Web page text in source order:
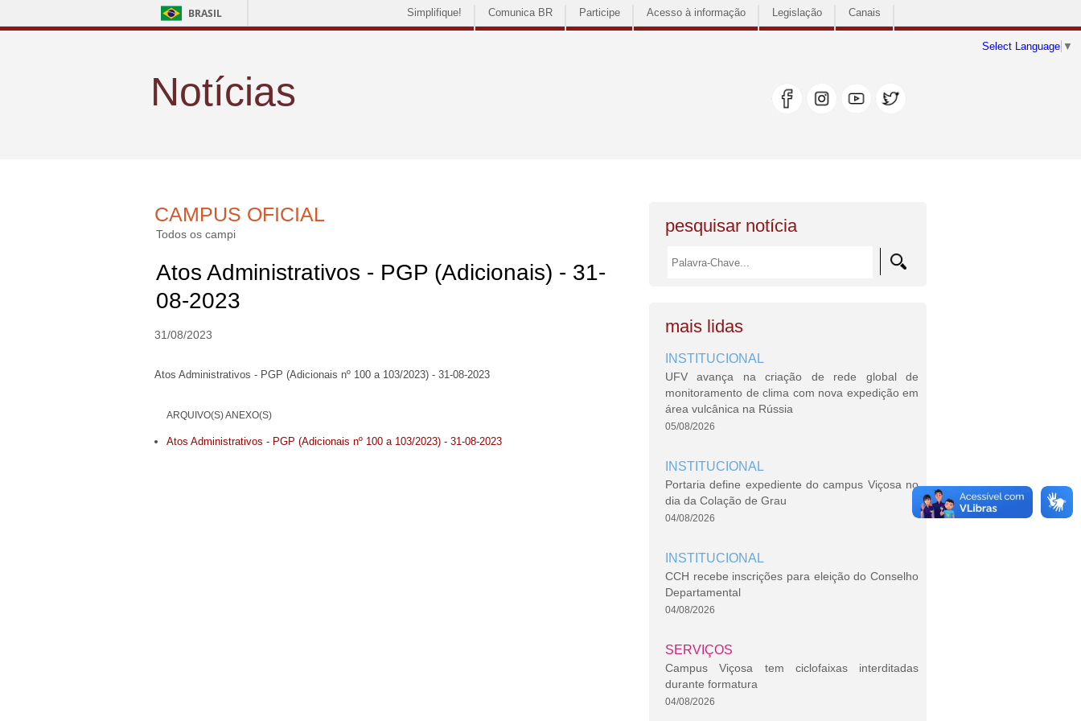
BRASIL Simplifique! Comunica BR Participe Acesso à informação Legislação Canais
Select Language ▼
Notícias
CAMPUS OFICIAL
Todos os campi
Atos Administrativos - PGP (Adicionais) - 31-
08-2023
31/08/2023
Atos Administrativos - PGP (Adicionais nº 100 a 103/2023) - 31-08-2023
ARQUIVO(S) ANEXO(S)
Atos Administrativos - PGP (Adicionais nº 100 a 103/2023) - 31-08-2023
pesquisar notícia
mais lidas
INSTITUCIONAL
UFV avança na criação de rede global de
monitoramento de clima com nova expedição em
área vulcânica na Rússia
05/08/2026
INSTITUCIONAL
Portaria define expediente do campus Viçosa no
dia da Colação de Grau
04/08/2026
INSTITUCIONAL
CCH recebe inscrições para eleição do Conselho
Departamental
04/08/2026
SERVIÇOS
Campus Viçosa tem ciclofaixas interditadas
durante formatura
04/08/2026